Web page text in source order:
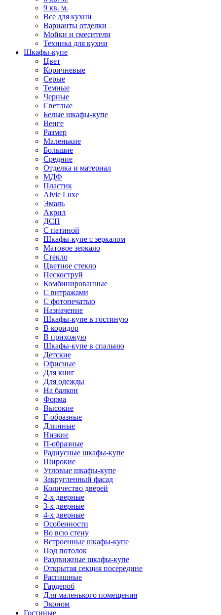
9 кв. м.
Все для кухни
Варианты отделки
Мойки и смесители
Техника для кухни
Шкафы-купе
Цвет
Коричневые
Серые
Темные
Черные
Светлые
Белые шкафы-купе
Венге
Размер
Маленькие
Большие
Средние
Отделка и материал
МДФ
Пластик
Alvic Luxe
Эмаль
Акрил
ДСП
С патиной
Шкафы-купе с зеркалом
Матовое зеркало
Стекло
Цветное стекло
Пескоструй
Комбинированные
С витражами
С фотопечатью
Назначение
Шкафы-купе в гостиную
В коридор
В прихожую
Шкафы-купе в спальню
Детские
Офисные
Для книг
Для одежды
На балкон
Форма
Высокие
Г-образные
Длинные
Низкие
П-образные
Радиусные шкафы-купе
Широкие
Угловые шкафы-купе
Закругленный фасад
Количество дверей
2-х дверные
3-х дверные
4-х дверные
Особенности
Во всю стену
Встроенные шкафы-купе
Под потолок
Раздвижные шкафы-купе
Открытая секция посередине
Распашные
Гардероб
Для маленького помещения
Эконом
Гостиные